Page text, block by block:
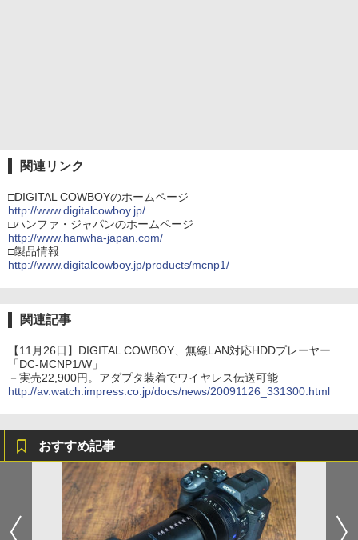
関連リンク
□DIGITAL COWBOYのホームページ
http://www.digitalcowboy.jp/
□ハンファ・ジャパンのホームページ
http://www.hanwha-japan.com/
□製品情報
http://www.digitalcowboy.jp/products/mcnp1/
関連記事
【11月26日】DIGITAL COWBOY、無線LAN対応HDDプレーヤー
「DC-MCNP1/W」
－実売22,900円。アダプタ装着でワイヤレス伝送可能
http://av.watch.impress.co.jp/docs/news/20091126_331300.html
おすすめ記事